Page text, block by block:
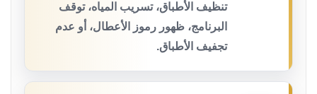
تنظيف الأطباق، تسريب المياه، توقف
البرنامج، ظهور رموز الأعطال، أو عدم
تجفيف الأطباق.